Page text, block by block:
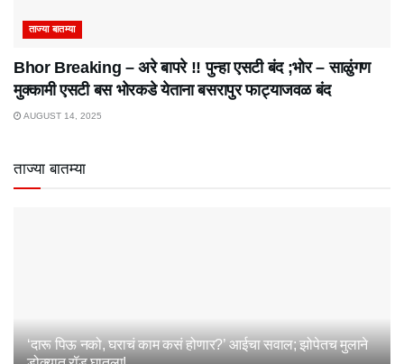
ताज्या बातम्या
Bhor Breaking – अरे बापरे‌ !! पुन्हा एसटी बंद ;भोर – साळुंगण
मुक्कामी एसटी बस भोरकडे येताना बसरापुर फाट्याजवळ बंद
AUGUST 14, 2025
ताज्या बातम्या
‘दारू पिऊ नको, घराचं काम कसं होणार?’ आईचा सवाल; झोपेतच मुलाने